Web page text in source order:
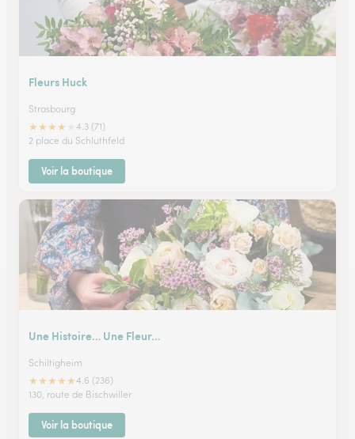
Fleurs Huck
Strasbourg
★★★★
4.3 (71)
2 place du Schluthfeld
Voir la boutique
Une Histoire… Une Fleur…
Schiltigheim
★★★★★4.6 (236)
130, route de Bischwiller
Voir la boutique